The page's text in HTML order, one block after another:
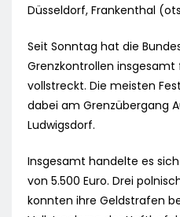
Düsseldorf, Frankenthal
Seit Sonntag hat die
Grenzkontrollen
vollstreckt. Die meisten
dabei am Grenzübergang
Ludwigsdorf.
Insgesamt handelte es
von 5.500 Euro. Drei
konnten ihre Geldstrafen